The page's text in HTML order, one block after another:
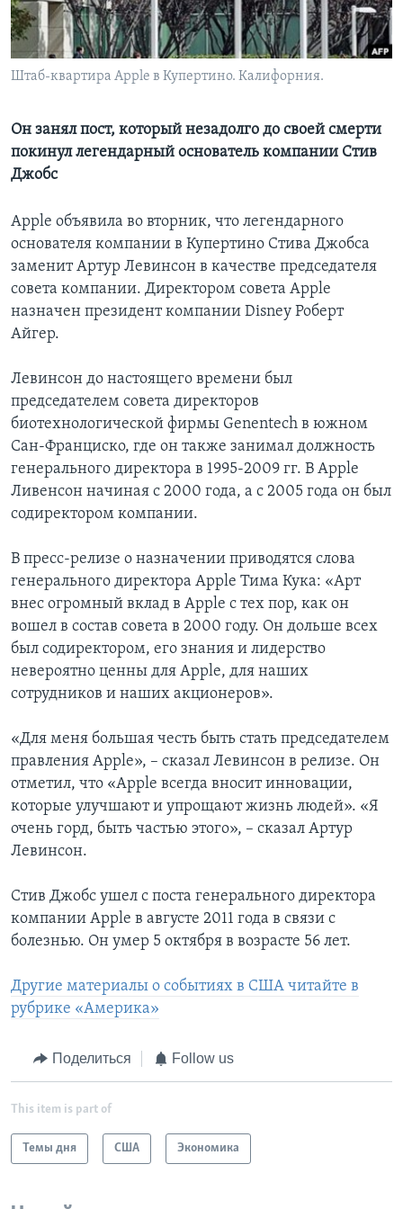
Learning English
СОЦИАЛЬНЫЕ СЕТИ
Языки
Штаб-квартира Apple в Купертино. Калифорния.
Он занял пост, который незадолго до своей смерти
покинул легендарный основатель компании Стив
Джобс
Apple объявила во вторник, что легендарного
основателя компании в Купертино Стива Джобса
заменит Артур Левинсон в качестве председателя
совета компании. Директором совета Apple
назначен президент компании Disney Роберт
Айгер.
Левинсон до настоящего времени был
председателем совета директоров
биотехнологической фирмы Genentech в южном
Сан-Франциско, где он также занимал должность
генерального директора в 1995-2009 гг. В Apple
Ливенсон начиная с 2000 года, а с 2005 года он был
содиректором компании.
В пресс-релизе о назначении приводятся слова
генерального директора Apple Тима Кука: «Арт
внес огромный вклад в Apple с тех пор, как он
вошел в состав совета в 2000 году. Он дольше всех
был содиректором, его знания и лидерство
невероятно ценны для Apple, для наших
сотрудников и наших акционеров».
«Для меня большая честь быть стать председателем
правления Apple», – сказал Левинсон в релизе. Он
отметил, что «Apple всегда вносит инновации,
которые улучшают и упрощают жизнь людей». «Я
очень горд, быть частью этого», – сказал Артур
Левинсон.
Стив Джобс ушел с поста генерального директора
компании Apple в августе 2011 года в связи с
болезнью. Он умер 5 октября в возрасте 56 лет.
Другие материалы о событиях в США читайте в
рубрике «Америка»
Поделиться Follow us
This item is part of
Темы дня США Экономика